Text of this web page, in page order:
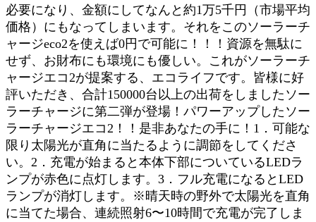
必要になり、金額にしてなんと約1万5千円（市場平均
価格）にもなってしまいます。それをこのソーラーチ
ャージeco2を使えば0円で可能に！！！資源を無駄に
せず、お財布にも環境にも優しい。これがソーラーチ
ャージエコ2が提案する、エコライフです。皆様に好
評いただき、合計150000台以上の出荷をしましたソー
ラーチャージに第二弾が登場！パワーアップしたソー
ラーチャージエコ2！！是非あなたの手に！1．可能な
限り太陽光が直角に当たるように調節をしてくださ
い。2．充電が始まると本体下部についているLEDラ
ンプが赤色に点灯します。3．フル充電になるとLED
ランプが消灯します。※晴天時の野外で太陽光を直角
に当てた場合、連続照射6〜10時間で充電が完了しま